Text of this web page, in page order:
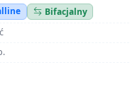
Bifacjalny